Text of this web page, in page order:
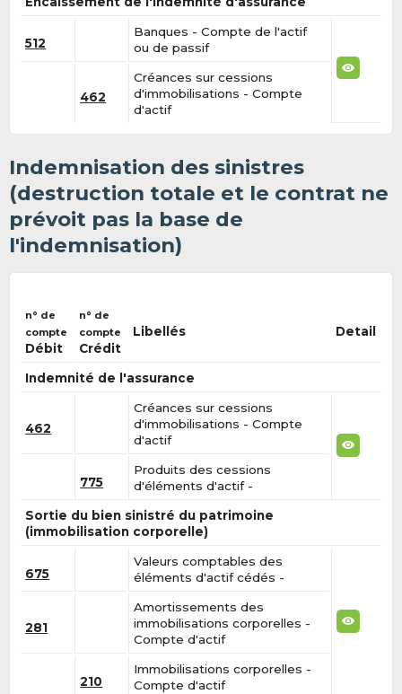
512
Banques - Compte de l'actif
ou de passif
462
Créances sur cessions
d'immobilisations - Compte
d'actif
Indemnisation des sinistres
(destruction totale et le contrat ne
prévoit pas la base de
l'indemnisation)
n° de
compte
Débit
n° de
compte
Crédit
Libellés Detail
Indemnité de l'assurance
462
Créances sur cessions
d'immobilisations - Compte
d'actif
775
Produits des cessions
d'éléments d'actif -
Sortie du bien sinistré du patrimoine
(immobilisation corporelle)
675
Valeurs comptables des
éléments d'actif cédés -
281
Amortissements des
immobilisations corporelles -
Compte d'actif
210
Immobilisations corporelles -
Compte d'actif